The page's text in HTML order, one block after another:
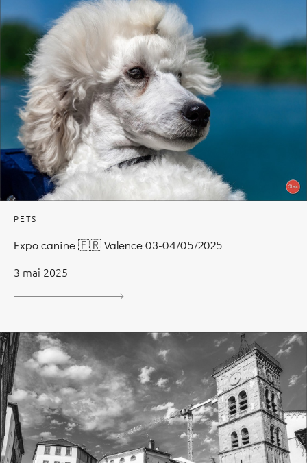
PETS
Expo canine 🇫🇷 Valence 03-04/05/2025
3 mai 2025